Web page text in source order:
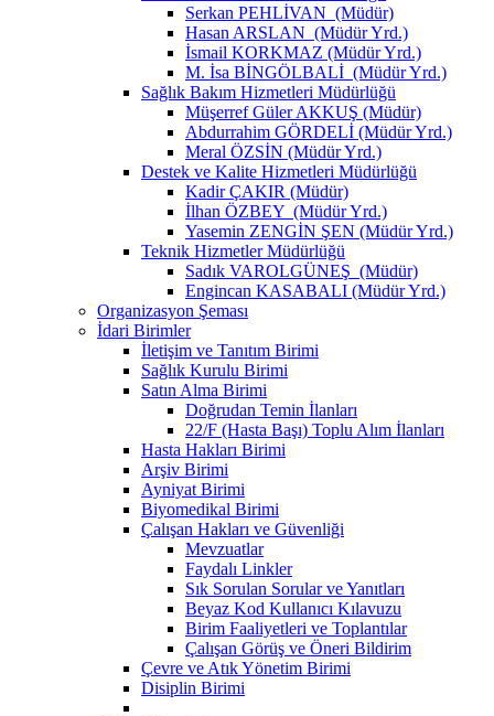
Serkan PEHLİVAN (Müdür)
Hasan ARSLAN (Müdür Yrd.)
İsmail KORKMAZ (Müdür Yrd.)
M. İsa BİNGÖLBALİ (Müdür Yrd.)
Sağlık Bakım Hizmetleri Müdürlüğü
Müşerref Güler AKKUŞ (Müdür)
Abdurrahim GÖRDELİ (Müdür Yrd.)
Meral ÖZSİN (Müdür Yrd.)
Destek ve Kalite Hizmetleri Müdürlüğü
Kadir ÇAKIR (Müdür)
İlhan ÖZBEY (Müdür Yrd.)
Yasemin ZENGİN ŞEN (Müdür Yrd.)
Teknik Hizmetler Müdürlüğü
Sadık VAROLGÜNEŞ (Müdür)
Engincan KASABALI (Müdür Yrd.)
Organizasyon Şeması
İdari Birimler
İletişim ve Tanıtım Birimi
Sağlık Kurulu Birimi
Satın Alma Birimi
Doğrudan Temin İlanları
22/F (Hasta Başı) Toplu Alım İlanları
Hasta Hakları Birimi
Arşiv Birimi
Ayniyat Birimi
Biyomedikal Birimi
Çalışan Hakları ve Güvenliği
Mevzuatlar
Faydalı Linkler
Sık Sorulan Sorular ve Yanıtları
Beyaz Kod Kullanıcı Kılavuzu
Birim Faaliyetleri ve Toplantılar
Çalışan Görüş ve Öneri Bildirim
Çevre ve Atık Yönetim Birimi
Disiplin Birimi